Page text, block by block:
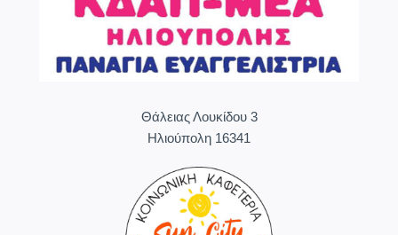
Θάλειας Λουκίδου 3
Ηλιούπολη 16341